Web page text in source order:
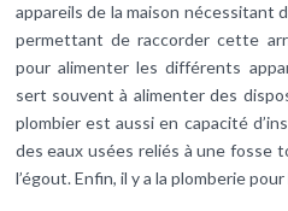
appareils de la maison nécessitant
permettant de raccorder cette
pour alimenter les différents
sert souvent à alimenter des
plombier est aussi en capacité
des eaux usées reliés à une fosse
l’égout. Enfin, il y a la plomberie